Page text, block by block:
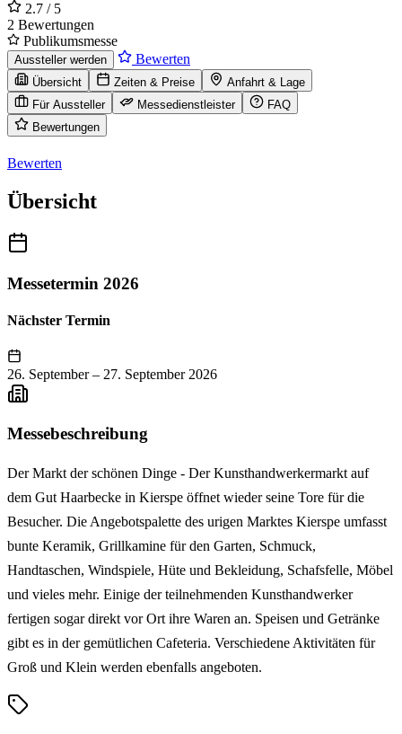
2.7 / 5
2 Bewertungen
Publikumsmesse
Aussteller werden Bewerten
Übersicht Zeiten & Preise
Anfahrt & Lage
Für Aussteller
Messedienstleister
FAQ
Bewertungen
Bewerten
Übersicht
Messetermin 2026
Nächster Termin
26. September – 27. September 2026
Messebeschreibung
Der Markt der schönen Dinge - Der Kunsthandwerkermarkt auf
dem Gut Haarbecke in Kierspe öffnet wieder seine Tore für die
Besucher. Die Angebotspalette des urigen Marktes Kierspe umfasst
bunte Keramik, Grillkamine für den Garten, Schmuck,
Handtaschen, Windspiele, Hüte und Bekleidung, Schafsfelle, Möbel
und vieles mehr. Einige der teilnehmenden Kunsthandwerker
fertigen sogar direkt vor Ort ihre Waren an. Speisen und Getränke
gibt es in der gemütlichen Cafeteria. Verschiedene Aktivitäten für
Groß und Klein werden ebenfalls angeboten.